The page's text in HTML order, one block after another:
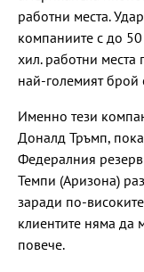
работни места.
компаниите с до
хил. работни
най-големият брой
Именно тези
Доналд Тръмп,
Федералния
Темпи (Аризона)
заради по-
клиентите няма да
повече.